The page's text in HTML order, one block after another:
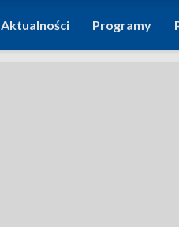
Aktualności Programy